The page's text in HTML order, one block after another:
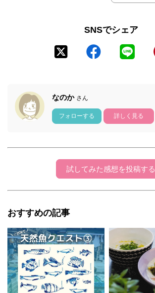
SNSでシェア
なのか さん
フォローする 詳しく見る
試してみた感想を投稿する
おすすめの記事